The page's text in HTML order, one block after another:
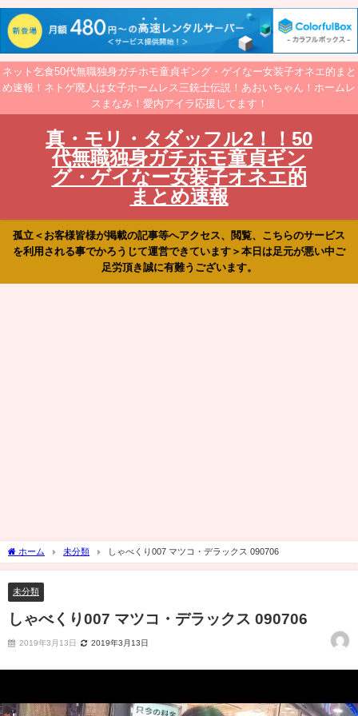
ネット乞食50代無職独身ガチホモ童貞ギング・ゲイなー女装子オネエ的まと
め速報！ネトゲ廃人は女子ホームレス三銃士伝説！あおいちゃん！ホームレ
スまなみ！愛内アイラ応援してます！
真・モリ・タダッフル2！！50
代無職独身ガチホモ童貞ギン
グ・ゲイなー女装子オネエ的
まとめ速報
孤立＜お客様皆様が掲載の記事等へアクセス、閲覧、こちらのサービス
を利用される事でかろうじて運営できています＞本日は足元が悪い中ご
足労頂き誠に有難うございます。
ホーム 未分類 しゃべくり007 マツコ・デラックス 090706
未分類
しゃべくり007 マツコ・デラックス 090706
2019年3月13日 2019年3月13日